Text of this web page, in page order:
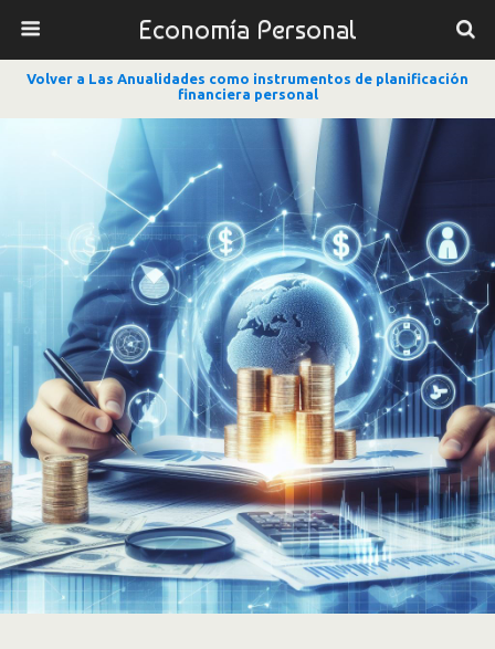
Economía Personal
Volver a Las Anualidades como instrumentos de planificación
financiera personal